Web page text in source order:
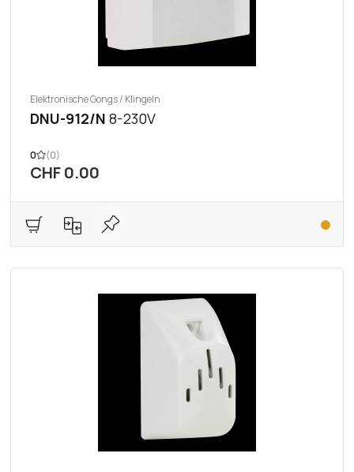
Elektronische Gongs / Klingeln
DNU-912/N 8-230V
0 (0)
CHF 0.00